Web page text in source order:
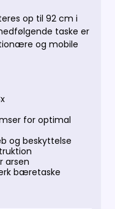
op til 92 cm i
taske er
og mobile
for optimal
og beskyttelse
arsen
bæretaske